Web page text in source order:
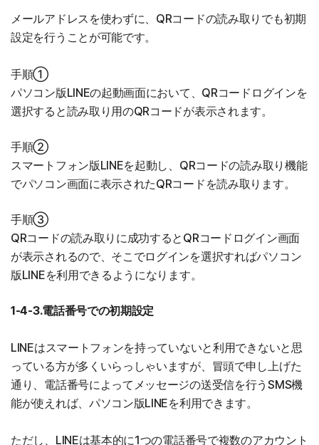
メールアドレスを使わずに、QRコードの読み取りでも初期
設定を行うことが可能です。
手順①
パソコン版LINEの起動画面において、QRコードログインを
選択すると読み取り用のQRコードが表示されます。
手順②
スマートフォン版LINEを起動し、QRコードの読み取り機能
でパソコン画面に表示されたQRコードを読み取ります。
手順③
QRコードの読み取りに成功するとQRコードログイン画面
が表示されるので、そこでログインを選択すればパソコン
版LINEを利用できるようになります。
1-4-3.電話番号での初期設定
LINEはスマートフォンを持っていないと利用できないと思
っている方が多くいらっしゃいますが、冒頭で申し上げた
通り、電話番号によってメッセージの送受信を行うSMS機
能が使えれば、パソコン版LINEを利用できます。
ただし、LINEは基本的に1つの電話番号で複数のアカウント